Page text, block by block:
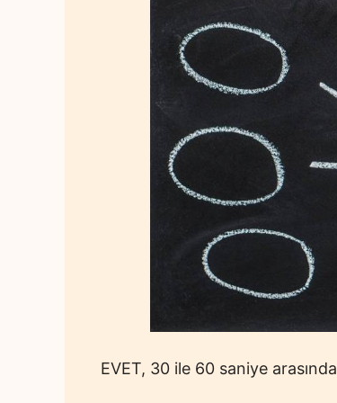
EVET, 30 ile 60 saniye